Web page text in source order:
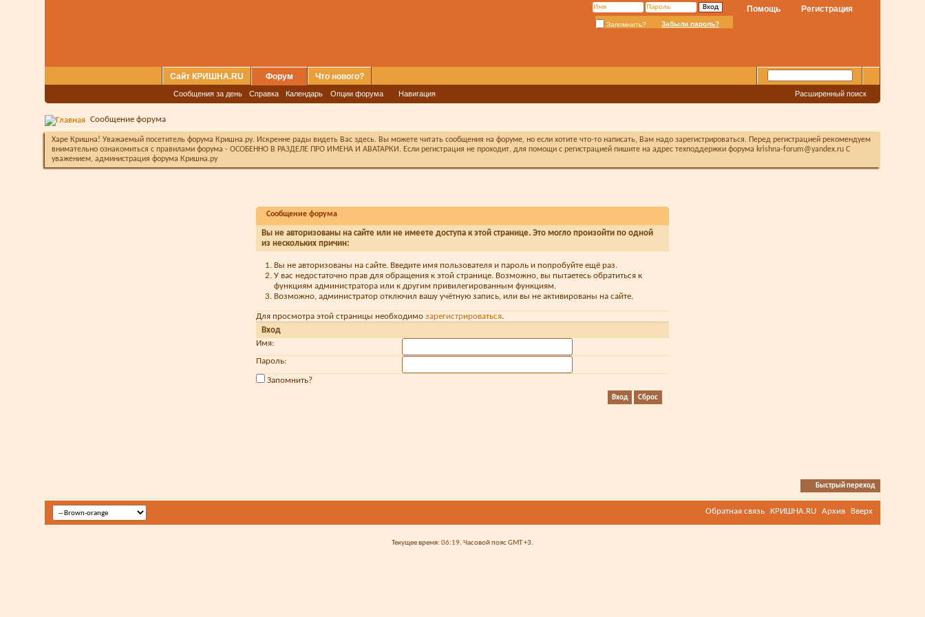
Регистрация
Помощь
Запомнить? Забыли пароль?
Сайт КРИШНА.RU Форум
Сообщения за день Справка Календарь Опции форума Навигация
Что нового?
Расширенный поиск
Сообщение форума
Харе Кришна! Уважаемый посетитель форума Кришна.ру. Искренне рады видеть Вас здесь. Вы можете читать сообщения на форуме, но если хотите что-то написать, Вам надо зарегистрироваться. Перед регистрацией рекомендуем
внимательно ознакомиться с правилами форума - ОСОБЕННО В РАЗДЕЛЕ ПРО ИМЕНА И АВАТАРКИ. Если регистрация не проходит, для помощи с регистрацией пишите на адрес техподдержки форума krishna-forum@yandex.ru С
уважением, администрация форума Кришна.ру
Сообщение форума
Вы не авторизованы на сайте или не имеете доступа к этой странице. Это могло произойти по одной
из нескольких причин:
Вы не авторизованы на сайте. Введите имя пользователя и пароль и попробуйте ещё раз.
У вас недостаточно прав для обращения к этой странице. Возможно, вы пытаетесь обратиться к
функциям администратора или к другим привилегированным функциям.
Возможно, администратор отключил вашу учётную запись, или вы не активированы на сайте.
Для просмотра этой страницы необходимо зарегистрироваться.
Вход
Имя:
Пароль:
Запомнить?
Быстрый переход
Обратная связь КРИШНА.RU Архив Вверх
Текущее время: 06:19. Часовой пояс GMT +3.